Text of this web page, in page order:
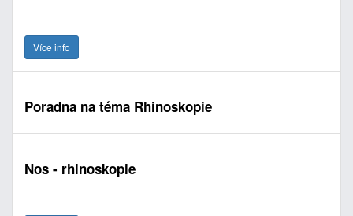
Více info
Poradna na téma Rhinoskopie
Nos - rhinoskopie